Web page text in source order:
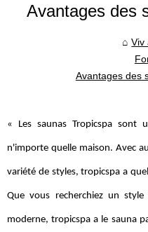
Avantages des
Viv
Avantages des
« Les saunas Tropicspa sont
n'importe quelle maison. Avec
variété de styles, tropicspa a
Que vous recherchiez un
moderne, tropicspa a le sauna